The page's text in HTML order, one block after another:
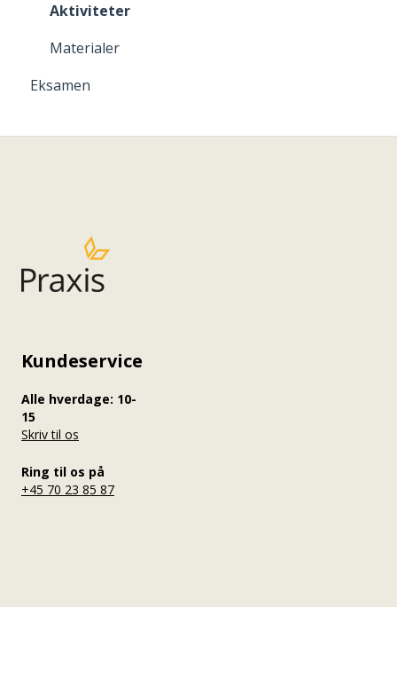
Aktiviteter
Materialer
Eksamen
Kundeservice
Alle hverdage: 10-
15
Skriv til os
Ring til os på
+45 70 23 85 87